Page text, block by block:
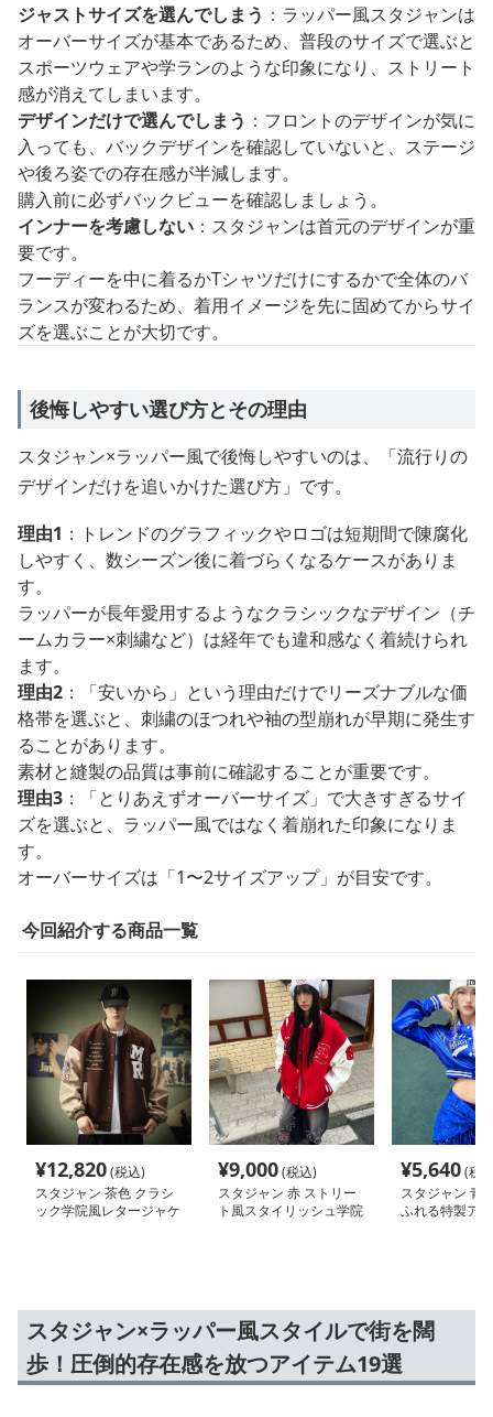
ジャストサイズを選んでしまう ：ラッパー風スタジャンは
オーバーサイズが基本であるため、普段のサイズで選ぶと
スポーツウェアや学ランのような印象になり、ストリート
感が消えてしまいます。
デザインだけで選んでしまう ：フロントのデザインが気に
入っても、バックデザインを確認していないと、ステージ
や後ろ姿での存在感が半減します。
購入前に必ずバックビューを確認しましょう。
インナーを考慮しない ：スタジャンは首元のデザインが重
要です。
フーディーを中に着るかTシャツだけにするかで全体のバ
ランスが変わるため、着用イメージを先に固めてからサイ
ズを選ぶことが大切です。
後悔しやすい選び方とその理由
スタジャン×ラッパー風で後悔しやすいのは、「流行りの
デザインだけを追いかけた選び方」です。
理由1 ：トレンドのグラフィックやロゴは短期間で陳腐化
しやすく、数シーズン後に着づらくなるケースがありま
す。
ラッパーが長年愛用するようなクラシックなデザイン（チ
ームカラー×刺繍など）は経年でも違和感なく着続けられ
ます。
理由2 ：「安いから」という理由だけでリーズナブルな価
格帯を選ぶと、刺繍のほつれや袖の型崩れが早期に発生す
ることがあります。
素材と縫製の品質は事前に確認することが重要です。
理由3 ：「とりあえずオーバーサイズ」で大きすぎるサイ
ズを選ぶと、ラッパー風ではなく着崩れた印象になりま
す。
オーバーサイズは「1〜2サイズアップ」が目安です。
今回紹介する商品一覧
¥12,820(税込)
スタジャン 茶色 クラシ
ック学院風レタージャケ
¥9,000(税込)
スタジャン 赤 ストリー
ト風スタイリッシュ学院
¥5,640(税
スタジャン 青
ふれる特製ア
スタジャン×ラッパー風スタイルで街を闊
歩！圧倒的存在感を放つアイテム19選